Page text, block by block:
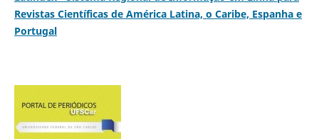
Revistas Científicas de América Latina, o Caribe, Espanha e
Portugal